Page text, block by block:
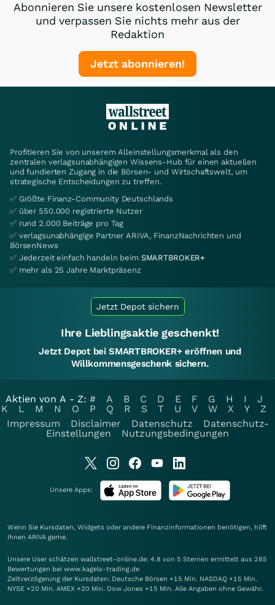
Abonnieren Sie unsere kostenlosen Newsletter
und verpassen Sie nichts mehr aus der
Redaktion
Jetzt abonnieren!
Profitieren Sie von unserem Alleinstellungsmerkmal als den
zentralen verlagsunabhängigen Wissens-Hub für einen aktuellen
und fundierten Zugang in die Börsen- und Wirtschaftswelt, um
strategische Entscheidungen zu treffen.
✅ Größte Finanz-Community Deutschlands
✅ über 550.000 registrierte Nutzer
✅ rund 2.000 Beiträge pro Tag
✅ verlagsunabhängige Partner ARIVA, FinanzNachrichten und
BörsenNews
✅ Jederzeit einfach handeln beim SMARTBROKER+
✅ mehr als 25 Jahre Marktpräsenz
Jetzt Depot sichern
Ihre Lieblingsaktie geschenkt!
Jetzt Depot bei SMARTBROKER+ eröffnen und
Willkommensgeschenk sichern.
Aktien von A - Z: # A B C D E F G H I
J
K
L M N O P Q R S T U V W X Y
Z
Impressum
Disclaimer Datenschutz
Datenschutz-
Einstellungen
Nutzungsbedingungen
Unsere Apps:
Wenn Sie Kursdaten, Widgets oder andere Finanzinformationen benötigen, hilft
Ihnen ARIVA gerne.
Unsere User schätzen wallstreet-online.de: 4.8 von 5 Sternen ermittelt aus 285
Bewertungen bei www.kagels-trading.de
Zeitverzögerung der Kursdaten: Deutsche Börsen +15 Min. NASDAQ +15 Min.
NYSE +20 Min. AMEX +20 Min. Dow Jones +15 Min. Alle Angaben ohne Gewähr.